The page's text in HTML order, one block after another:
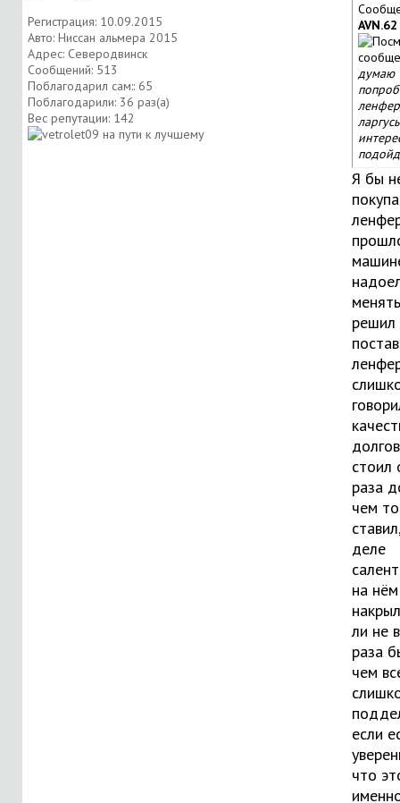
Регистрация: 10.09.2015
Авто: Ниссан альмера 2015
Адрес: Северодвинск
Сообщений: 513
Поблагодарил сам:: 65
Поблагодарили: 36 раз(а)
Вес репутации: 142
AVN.62
думаю
Я бы
решил
стоил
раза
чем
деле
на нём
ли не
раза
чем
если
что